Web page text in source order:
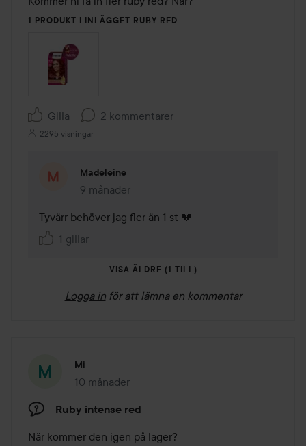
1 PRODUKT I INLÄGGET RUBY RED
Gilla 2 kommentarer
2295 visningar
Madeleine
9 månader
Kommentaren lades 9 månader
Tyvärr behöver jag fler än 1 st 💔
1 gillar
VISA ÄLDRE (1 TILL)
Logga in för att lämna en kommentar
Mi
10 månader
Inlägget skapades 10 månader
Ruby intense red
När kommer den igen på lager?